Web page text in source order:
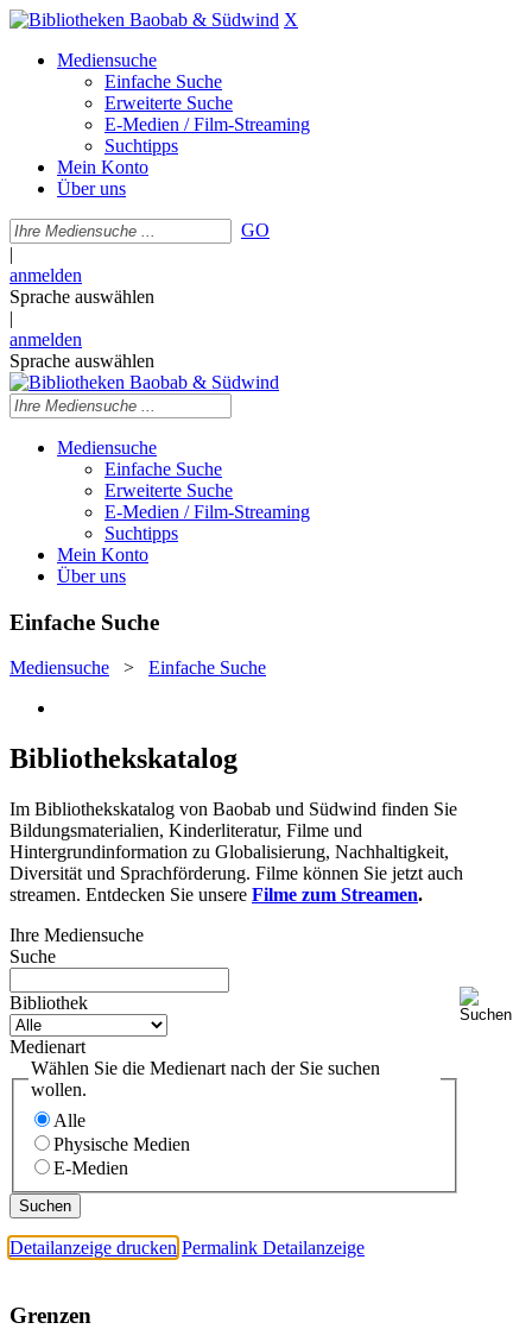
X
Mediensuche
Einfache Suche
Erweiterte Suche
E-Medien / Film-Streaming
Suchtipps
Mein Konto
Über uns
GO
|
anmelden
Sprache auswählen
|
anmelden
Sprache auswählen
Mediensuche
Einfache Suche
Erweiterte Suche
E-Medien / Film-Streaming
Suchtipps
Mein Konto
Über uns
Einfache Suche
Mediensuche > Einfache Suche
Bibliothekskatalog
Im Bibliothekskatalog von Baobab und Südwind finden Sie
Bildungsmaterialien, Kinderliteratur, Filme und
Hintergrundinformation zu Globalisierung, Nachhaltigkeit,
Diversität und Sprachförderung. Filme können Sie jetzt auch
streamen. Entdecken Sie unsere Filme zum Streamen.
Ihre Mediensuche
Suche
Bibliothek
Medienart
Wählen Sie die Medienart nach der Sie suchen
wollen.
Alle
Physische Medien
E-Medien
Detailanzeige drucken Permalink Detailanzeige
Grenzen